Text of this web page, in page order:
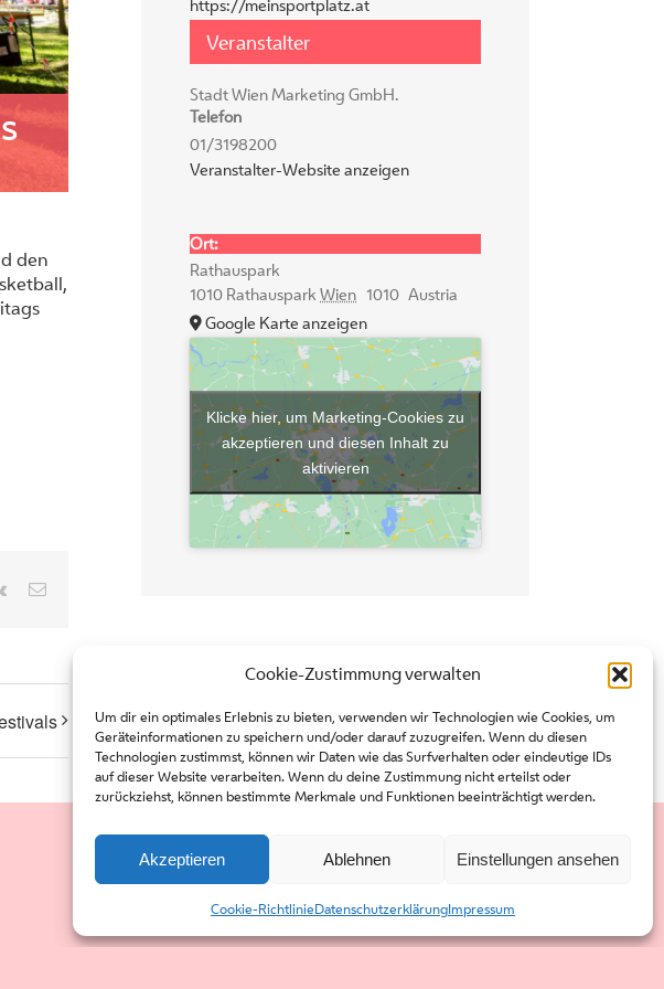
Cookie-Zustimmung verwalten
Um dir ein optimales Erlebnis zu bieten, verwenden wir Technologien wie Cookies, um
Geräteinformationen zu speichern und/oder darauf zuzugreifen. Wenn du diesen
Technologien zustimmst, können wir Daten wie das Surfverhalten oder eindeutige IDs
auf dieser Website verarbeiten. Wenn du deine Zustimmung nicht erteilst oder
zurückziehst, können bestimmte Merkmale und Funktionen beeinträchtigt werden.
Akzeptieren Ablehnen Einstellungen ansehen
Cookie-RichtlinieDatenschutzerklärungImpressum
den
Vk Email
https://meinsportplatz.at
Veranstalter
Stadt Wien Marketing GmbH.
Telefon
01/3198200
Veranstalter-Website anzeigen
Ort:
Rathauspark
1010 Rathauspark Wien 1010 Austria
Google Karte anzeigen
Klicke hier, um Marketing-Cookies zu
akzeptieren und diesen Inhalt zu
aktivieren
Kontakt